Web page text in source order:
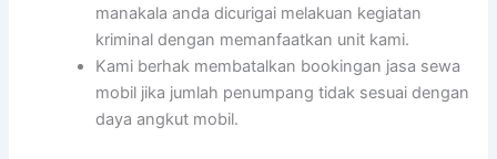
manakala anda dicurigai melakuan kegiatan
kriminal dengan memanfaatkan unit kami.
Kami berhak membatalkan bookingan jasa sewa
mobil jika jumlah penumpang tidak sesuai dengan
daya angkut mobil.